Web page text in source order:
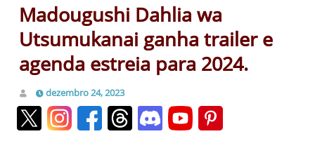
Madougushi Dahlia wa
Utsumukanai ganha trailer e
agenda estreia para 2024.
dezembro 24, 2023